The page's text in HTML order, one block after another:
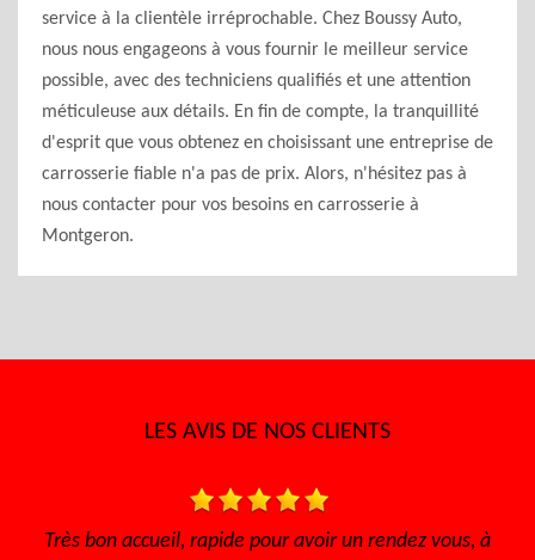
service à la clientèle irréprochable. Chez Boussy Auto,
nous nous engageons à vous fournir le meilleur service
possible, avec des techniciens qualifiés et une attention
méticuleuse aux détails. En fin de compte, la tranquillité
d'esprit que vous obtenez en choisissant une entreprise de
carrosserie fiable n'a pas de prix. Alors, n'hésitez pas à
nous contacter pour vos besoins en carrosserie à
Montgeron.
LES AVIS DE NOS CLIENTS
vous, à
Très bon accueil Des gens consciencieux et